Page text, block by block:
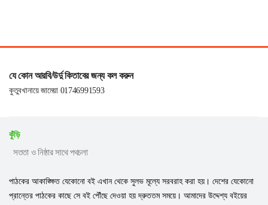
যে কোন আরবি/উর্দু কিতাবের জন্য কল করুন
কুতুবখানায়ে জামেয়া 01746991593
কুঁড়ি
সততা ও নিষ্ঠার সাথে পথচলা
পাঠকের আকাঙ্ক্ষিত যেকোনো বই এখান থেকে সুলভ মূল্যে সরবরাহ করা হয়। দেশের যেকোনো
প্রান্তের পাঠকের কাছে সে বই পৌঁছে দেওয়া হয় দ্রুততম সময়ে। আমাদের উদ্দেশ্য বইয়ের